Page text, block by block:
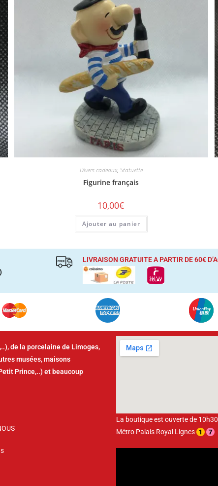
Divers cadeaux, Statuette
Figurine français
10,00€
Ajouter au panier
LIVRAISON GRATUITE A PARTIR DE 60€
de la porcelaine de Limoges,
musées, maisons
Prince,..) et beaucoup
La boutique est ouverte de
Métro Palais Royal Lignes